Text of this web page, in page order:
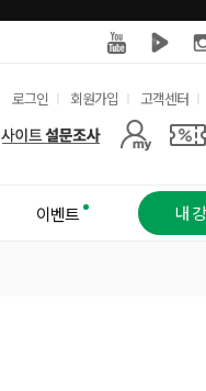
유
용
로그인 회원가입 고객센터
이벤트 내